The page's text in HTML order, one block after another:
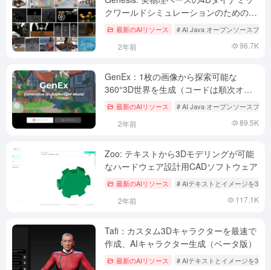
クワールドシミュレーションのためのオ
ープンソース生成物理エンジン
最新のAIリソース # AI Java オープンソースプロ
2年前 96.7K
GenEx：1枚の画像から探索可能な
360°3D世界を生成（コードは順次オー
プンソース化）
最新のAIリソース # AI Java オープンソースプロ
2年前 89.5K
Zoo: テキストから3Dモデリングが可能
なハードウェア設計用CADソフトウェア
最新のAIリソース # AIテキストとイメージを3Dへ
2年前 117.1K
Tafi：カスタム3Dキャラクターを最速で
作成、AIキャラクター生成（ベータ版）
最新のAIリソース # AIテキストとイメージを3Dへ